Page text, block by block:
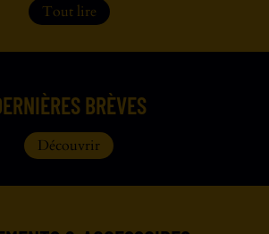
Tout lire
BRÈVES
Découvrir